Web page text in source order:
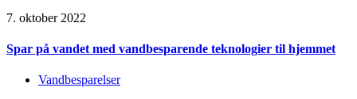
7. oktober 2022
Spar på vandet med vandbesparende teknologier til hjemmet
Vandbesparelser